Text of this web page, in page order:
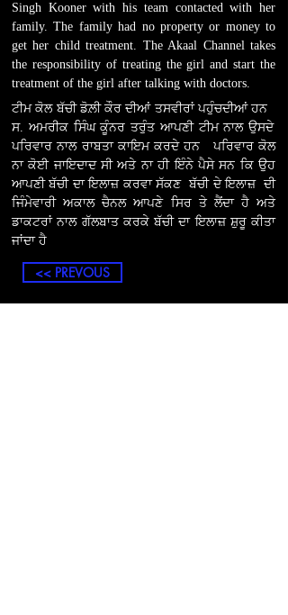
Singh Kooner with his team contacted with her
family. The family had no property or money to
get her child treatment. The Akaal Channel takes
the responsibility of treating the girl and start the
treatment of the girl after talking with doctors.
ਟੀਮ ਕੋਲ ਬੱਚੀ ਡੋਲ਼ੀ ਕੌਰ ਦੀਆਂ ਤਸਵੀਰਾਂ ਪਹੁੰਚਦੀਆਂ ਹਨ
ਸ. ਅਮਰੀਕ ਸਿੰਘ ਕੂੰਨਰ ਤਰੁੰਤ ਆਪਣੀ ਟੀਮ ਨਾਲ ਉਸਦੇ
ਪਰਿਵਾਰ ਨਾਲ ਰਾਬਤਾ ਕਾਇਮ ਕਰਦੇ ਹਨ
ਪਰਿਵਾਰ ਕੋਲ
ਨਾ ਕੋਈ ਜਾਇਦਾਦ ਸੀ ਅਤੇ ਨਾ ਹੀ ਇੰਨੇ ਪੈਸੇ ਸਨ ਕਿ ਉਹ
ਆਪਣੀ ਬੱਚੀ ਦਾ ਇਲਾਜ਼ ਕਰਵਾ ਸੱਕਣ।ਬੱਚੀ ਦੇ ਇਲਾਜ਼ ਦੀ
ਜਿੰਮੇਵਾਰੀ ਅਕਾਲ ਚੈਨਲ ਆਪਣੇ ਸਿਰ ਤੇ ਲੈਂਦਾ ਹੈ ਅਤੇ
ਡਾਕਟਰਾਂ ਨਾਲ ਗੱਲਬਾਤ ਕਰਕੇ ਬੱਚੀ ਦਾ ਇਲਾਜ਼ ਸ਼ੁਰੂ ਕੀਤਾ
ਜਾਂਦਾ ਹੈ
<< PREVOUS